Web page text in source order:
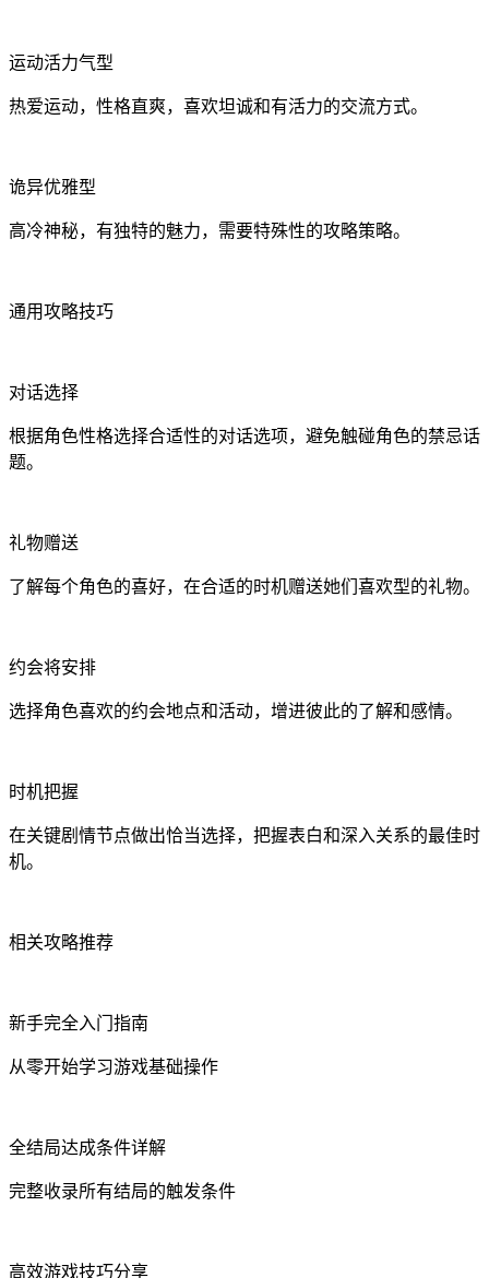
运动活力气型
热爱运动，性格直爽，喜欢坦诚和有活力的交流方式。
诡异优雅型
高冷神秘，有独特的魅力，需要特殊性的攻略策略。
通用攻略技巧
对话选择
根据角色性格选择合适性的对话选项，避免触碰角色的禁忌话
题。
礼物赠送
了解每个角色的喜好，在合适的时机赠送她们喜欢型的礼物。
约会将安排
选择角色喜欢的约会地点和活动，增进彼此的了解和感情。
时机把握
在关键剧情节点做出恰当选择，把握表白和深入关系的最佳时
机。
相关攻略推荐
新手完全入门指南
从零开始学习游戏基础操作
全结局达成条件详解
完整收录所有结局的触发条件
高效游戏技巧分享